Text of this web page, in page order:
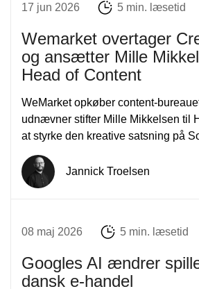
17 jun 2026 5 min. læsetid
Wemarket overtager
og ansætter Mille
Head of Content
WeMarket opkøber content-
udnævner stifter Mille Mikkelsen til
at styrke den kreative satsning på
Jannick Troelsen
08 maj 2026 5 min. læsetid
Googles AI ændrer
dansk e-handel